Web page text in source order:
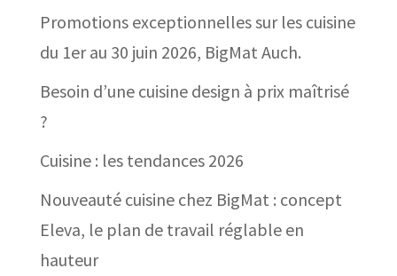
Promotions exceptionnelles sur les cuisine
du 1er au 30 juin 2026, BigMat Auch.
Besoin d’une cuisine design à prix maîtrisé
?
Cuisine : les tendances 2026
Nouveauté cuisine chez BigMat : concept
Eleva, le plan de travail réglable en
hauteur